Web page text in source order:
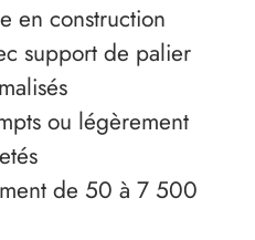
en construction
support de palier
ou légèrement
de 50 à 7 500